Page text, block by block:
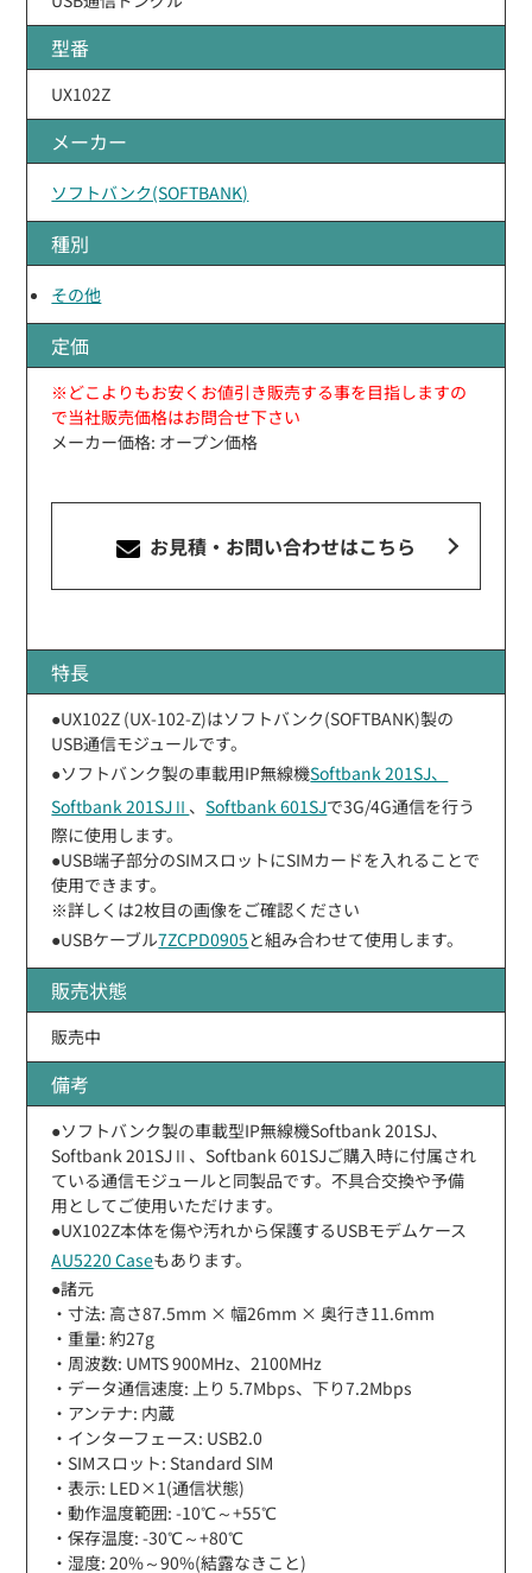
型番
UX102Z
メーカー
ソフトバンク(SOFTBANK)
種別
その他
定価
※どこよりもお安くお値引き販売する事を目指しますの
で当社販売価格はお問合せ下さい
メーカー価格: オープン価格
お見積・お問い合わせはこちら
特長
●UX102Z (UX-102-Z)はソフトバンク(SOFTBANK)製の
USB通信モジュールです。
●ソフトバンク製の車載用IP無線機Softbank 201SJ、
Softbank 201SJⅡ 、Softbank 601SJで3G/4G通信を行う
際に使用します。
●USB端子部分のSIMスロットにSIMカードを入れることで
使用できます。
※詳しくは2枚目の画像をご確認ください
●USBケーブル7ZCPD0905と組み合わせて使用します。
販売状態
販売中
備考
●ソフトバンク製の車載型IP無線機Softbank 201SJ、
Softbank 201SJⅡ、Softbank 601SJご購入時に付属され
ている通信モジュールと同製品です。不具合交換や予備
用としてご使用いただけます。
●UX102Z本体を傷や汚れから保護するUSBモデムケース
AU5220 Caseもあります。
●諸元
・寸法: 高さ87.5mm × 幅26mm × 奥行き11.6mm
・重量: 約27g
・周波数: UMTS 900MHz、2100MHz
・データ通信速度: 上り 5.7Mbps、下り7.2Mbps
・アンテナ: 内蔵
・インターフェース: USB2.0
・SIMスロット: Standard SIM
・表示: LED×1(通信状態)
・動作温度範囲: -10℃～+55℃
・保存温度: -30℃～+80℃
・湿度: 20%～90%(結露なきこと)